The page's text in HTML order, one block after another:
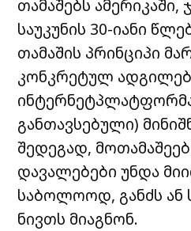
თამაშებს
საუკუნის 30-იანი
თამაშის პრინციპი
კონკრეტულ
განთავსებული)
შედეგად,
დავალებები უნდა
საბოლოოდ, განძს ან
ნივთს მიაგნონ.